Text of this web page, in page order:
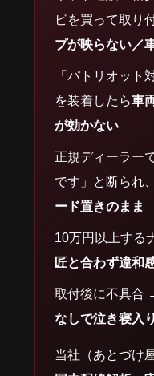
ビを買って取り
プが映らない／
「パトリオット
を装着したら車
が効かない
正規ディーラー
です」と断られ、
ード置きのまま
10万円以上する
匠と合わず違和
取付後に不具合
なしで泣き寝入り
当社（あとづけ